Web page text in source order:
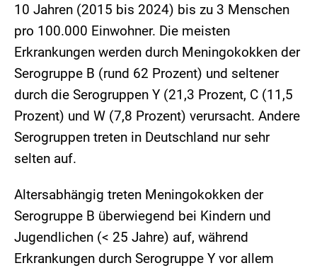
10 Jahren (2015 bis 2024) bis zu 3 Menschen
pro 100.000 Einwohner. Die meisten
Erkrankungen werden durch Meningokokken der
Serogruppe B (rund 62 Prozent) und seltener
durch die Serogruppen Y (21,3 Prozent, C (11,5
Prozent) und W (7,8 Prozent) verursacht. Andere
Serogruppen treten in Deutschland nur sehr
selten auf.
Altersabhängig treten Meningokokken der
Serogruppe B überwiegend bei Kindern und
Jugendlichen (< 25 Jahre) auf, während
Erkrankungen durch Serogruppe Y vor allem